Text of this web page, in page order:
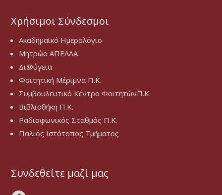
Χρήσιμοι Σύνδεσμοι
Ακαδημαϊκό Ημερολόγιο
Μητρώο ΑΠΕΛΛΑ
Δι@ύγεια
Φοιτητική Μέριμνα Π.Κ.
Συμβουλευτικό Κέντρο ΦοιτητώνΠ.Κ.
Βιβλιοθήκη Π.Κ.
Ραδιοφωνικός Σταθμός Π.Κ.
Παλιός Ιστότοπος Τμήματος
Συνδεθείτε μαζί μας